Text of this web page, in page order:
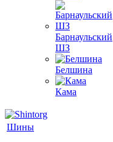
Барнаульский
ШЗ
Белшина
Кама
Шины